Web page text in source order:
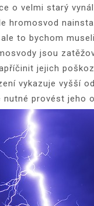
o velmi starý
hromosvod
to bychom
jsou
jejich
vykazuje vyšší
provést jeho